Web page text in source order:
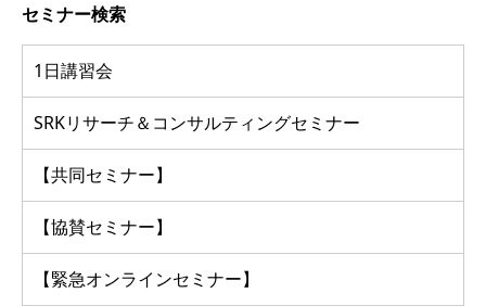
セミナー検索
1日講習会
SRKリサーチ＆コンサルティングセミナー
【共同セミナー】
【協賛セミナー】
【緊急オンラインセミナー】